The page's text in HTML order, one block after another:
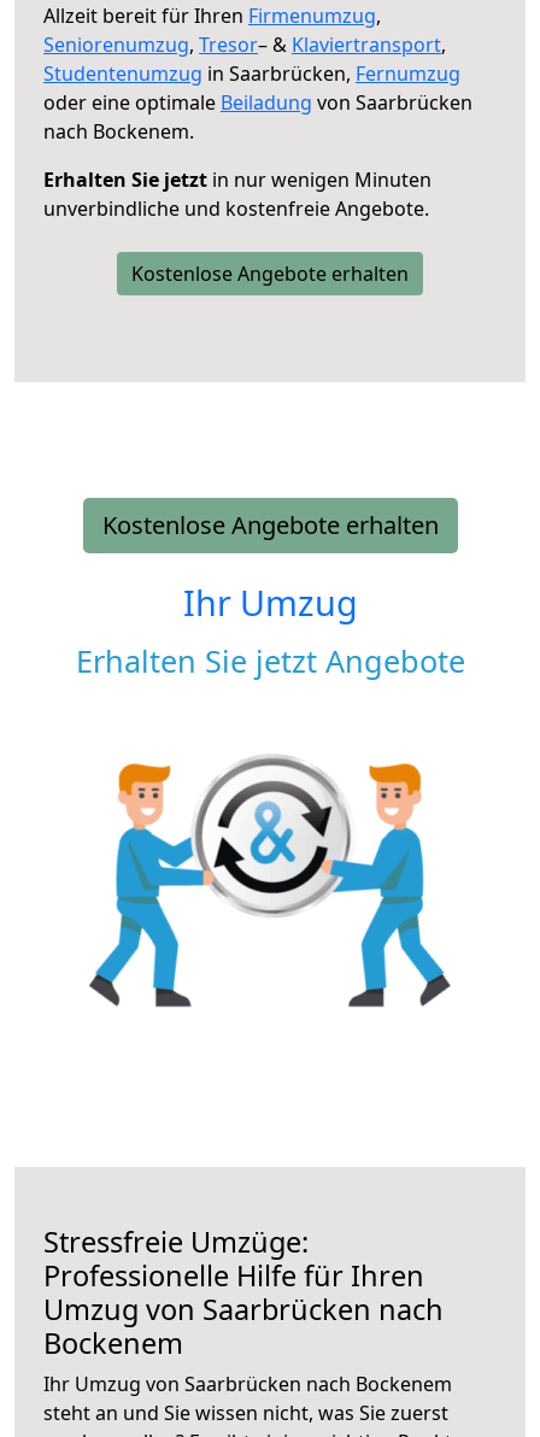
Allzeit bereit für Ihren Firmenumzug,
Seniorenumzug, Tresor– & Klaviertransport,
Studentenumzug in Saarbrücken, Fernumzug
oder eine optimale Beiladung von Saarbrücken
nach Bockenem.
Erhalten Sie jetzt in nur wenigen Minuten
unverbindliche und kostenfreie Angebote.
Kostenlose Angebote erhalten
Kostenlose Angebote erhalten
Ihr Umzug
Erhalten Sie jetzt Angebote
Stressfreie Umzüge:
Professionelle Hilfe für Ihren
Umzug von Saarbrücken nach
Bockenem
Ihr Umzug von Saarbrücken nach Bockenem
steht an und Sie wissen nicht, was Sie zuerst